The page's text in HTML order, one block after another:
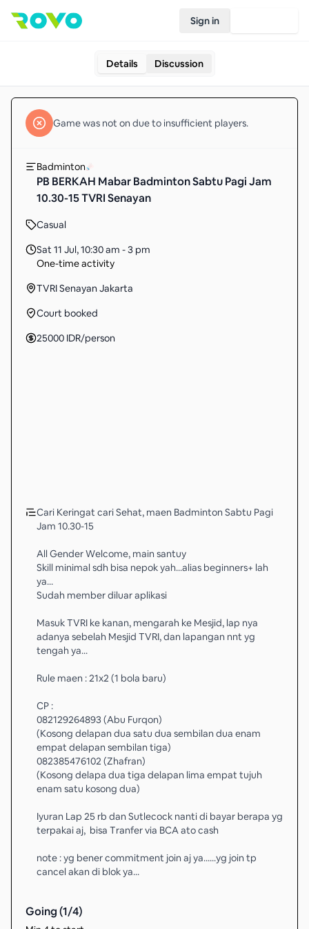
Sign in
Details Discussion
Gamewas not on due to insufficient players.
Badminton
PB BERKAH Mabar Badminton Sabtu Pagi Jam
10.30-15 TVRI Senayan
Casual
Sat 11 Jul,10:30 am - 3 pm
One-time activity
TVRI Senayan Jakarta
Court booked
25000 IDR/person
Cari Keringat cari Sehat, maen Badminton Sabtu Pagi
Jam 10.30-15
All Gender Welcome, main santuy
Skill minimal sdh bisa nepok yah...alias beginners+ lah
ya...
Sudah member diluar aplikasi
Masuk TVRI ke kanan, mengarah ke Mesjid, lap nya
adanya sebelah Mesjid TVRI, dan lapangan nnt yg
tengah ya...
Rule maen : 21x2 (1 bola baru)
CP :
082129264893 (Abu Furqon)
(Kosong delapan dua satu dua sembilan dua enam
empat delapan sembilan tiga)
082385476102 (Zhafran)
(Kosong delapa dua tiga delapan lima empat tujuh
enam satu kosong dua)
Iyuran Lap 25 rb dan Sutlecock nanti di bayar berapa yg
terpakai aj, bisa Tranfer via BCA ato cash
note : yg bener commitment join aj ya......yg join tp
cancel akan di blok ya...
Going (1/4)